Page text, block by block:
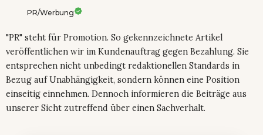
PR/Werbung
"PR" steht für Promotion. So gekennzeichnete Artikel
veröffentlichen wir im Kundenauftrag gegen Bezahlung. Sie
entsprechen nicht unbedingt redaktionellen Standards in
Bezug auf Unabhängigkeit, sondern können eine Position
einseitig einnehmen. Dennoch informieren die Beiträge aus
unserer Sicht zutreffend über einen Sachverhalt.